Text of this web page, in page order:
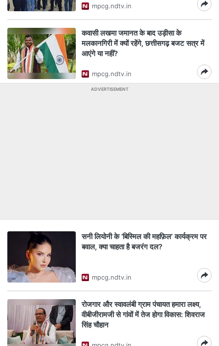
mpcg.ndtv.in
कवासी लखमा जमानत के बाद उड़ीसा के
मलकानगिरी में क्यों रहेंगे, छत्तीसगढ़ बजट सत्र में
आएंगे या नहीं?
mpcg.ndtv.in
ADVERTISEMENT
सनी लियोनी के ‘बिस्मिल की महफ़िल’ कार्यक्रम पर
बवाल, क्‍या चाहता है बजरंग दल?
mpcg.ndtv.in
रोजगार और स्वावलंबी ग्राम पंचायत हमारा लक्ष्य,
वीबीजीरामजी से गांवों में तेज होगा विकास: शिवराज
सिंह चौहान